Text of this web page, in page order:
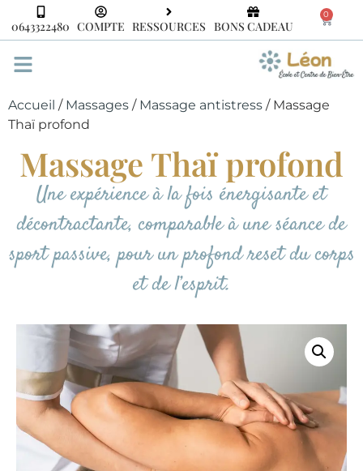
0643322480 COMPTE RESSOURCES BONS CADEAU
0
Accueil / Massages / Massage antistress / Massage
Thaï profond
Massage Thaï profond
Une expérience à la fois énergisante et
décontractante, comparable à une séance de
sport passive, pour un profond reset du corps
et de l’esprit.